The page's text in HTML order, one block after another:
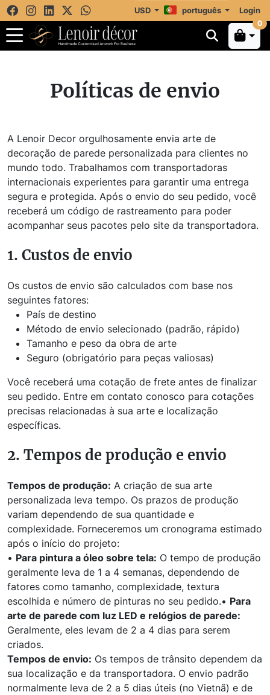
USD português Login
0
Políticas de envio
A Lenoir Decor orgulhosamente envia arte de
decoração de parede personalizada para clientes no
mundo todo. Trabalhamos com transportadoras
internacionais experientes para garantir uma entrega
segura e protegida. Após o envio do seu pedido, você
receberá um código de rastreamento para poder
acompanhar seus pacotes pelo site da transportadora.
1. Custos de envio
Os custos de envio são calculados com base nos
seguintes fatores:
País de destino
Método de envio selecionado (padrão, rápido)
Tamanho e peso da obra de arte
Seguro (obrigatório para peças valiosas)
Você receberá uma cotação de frete antes de finalizar
seu pedido. Entre em contato conosco para cotações
precisas relacionadas à sua arte e localização
específicas.
2. Tempos de produção e envio
Tempos de produção: A criação de sua arte
personalizada leva tempo. Os prazos de produção
variam dependendo de sua quantidade e
complexidade. Forneceremos um cronograma estimado
após o início do projeto:
• Para pintura a óleo sobre tela: O tempo de produção
geralmente leva de 1 a 4 semanas, dependendo de
fatores como tamanho, complexidade, textura
escolhida e número de pinturas no seu pedido.• Para
arte de parede com luz LED e relógios de parede:
Geralmente, eles levam de 2 a 4 dias para serem
criados.
Tempos de envio: Os tempos de trânsito dependem da
sua localização e da transportadora. O envio padrão
normalmente leva de 2 a 5 dias úteis (no Vietnã) e de